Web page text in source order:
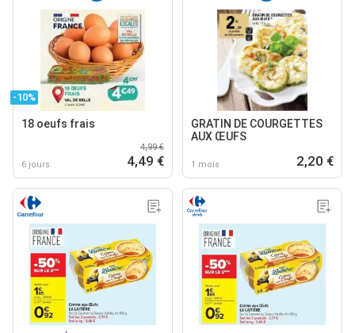
-10%
18 oeufs frais
6 jours
4,99 €
4,49 €
GRATIN DE COURGETTES
AUX ŒUFS
1 mois 2,20 €